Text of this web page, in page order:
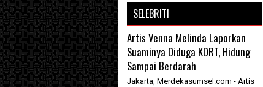
SELEBRITI
Artis Venna Melinda Laporkan
Suaminya Diduga KDRT, Hidung
Sampai Berdarah
Jakarta, Merdekasumsel.com - Artis